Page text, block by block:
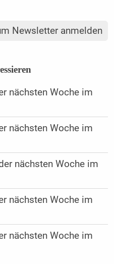
Newsletter anmelden
nächsten Woche im
nächsten Woche im
nächsten Woche im
nächsten Woche im
nächsten Woche im